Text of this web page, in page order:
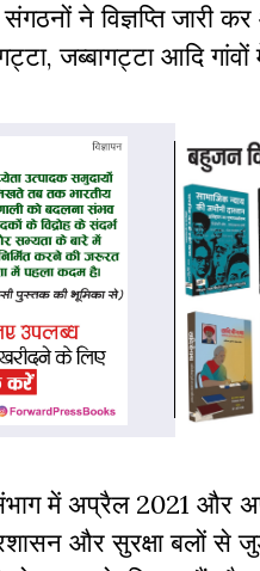
ने विज्ञप्ति जारी
जब्बागट्टा आदि
में अप्रैल 2021 और
और सुरक्षा बलों से